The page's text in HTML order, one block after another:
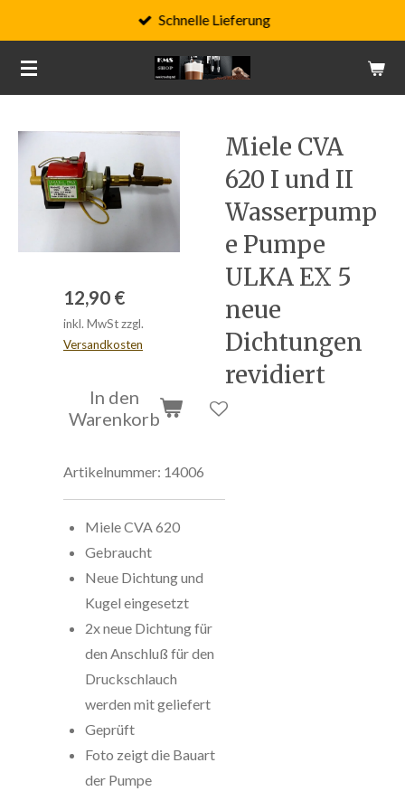
Hauptinhalt
springen
Schnelle Lieferung
Miele CVA
620 I und II
Wasserpump
e Pumpe
ULKA EX 5
neue
Dichtungen
revidiert
12,90 €
inkl. MwSt zzgl.
Versandkosten
In den
Warenkorb
Artikelnummer: 14006
Miele CVA 620
Gebraucht
Neue Dichtung und
Kugel eingesetzt
2x neue Dichtung für
den Anschluß für den
Druckschlauch
werden mit geliefert
Geprüft
Foto zeigt die Bauart
der Pumpe